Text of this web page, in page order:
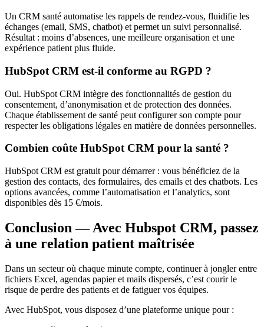
Un CRM santé automatise les rappels de rendez-vous, fluidifie les
échanges (email, SMS, chatbot) et permet un suivi personnalisé.
Résultat : moins d’absences, une meilleure organisation et une
expérience patient plus fluide.
HubSpot CRM est-il conforme au RGPD ?
Oui. HubSpot CRM intègre des fonctionnalités de gestion du
consentement, d’anonymisation et de protection des données.
Chaque établissement de santé peut configurer son compte pour
respecter les obligations légales en matière de données personnelles.
Combien coûte HubSpot CRM pour la santé ?
HubSpot CRM est gratuit pour démarrer : vous bénéficiez de la
gestion des contacts, des formulaires, des emails et des chatbots. Les
options avancées, comme l’automatisation et l’analytics, sont
disponibles dès 15 €/mois.
Conclusion — Avec Hubspot CRM, passez
à une relation patient maîtrisée
Dans un secteur où chaque minute compte, continuer à jongler entre
fichiers Excel, agendas papier et mails dispersés, c’est courir le
risque de perdre des patients et de fatiguer vos équipes.
Avec HubSpot, vous disposez d’une plateforme unique pour :